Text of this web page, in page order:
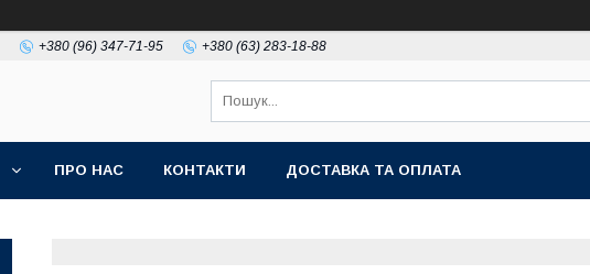
+380 (96) 347-71-95 +380 (63) 283-18-88
ПРО НАС КОНТАКТИ ДОСТАВКА ТА ОПЛАТА